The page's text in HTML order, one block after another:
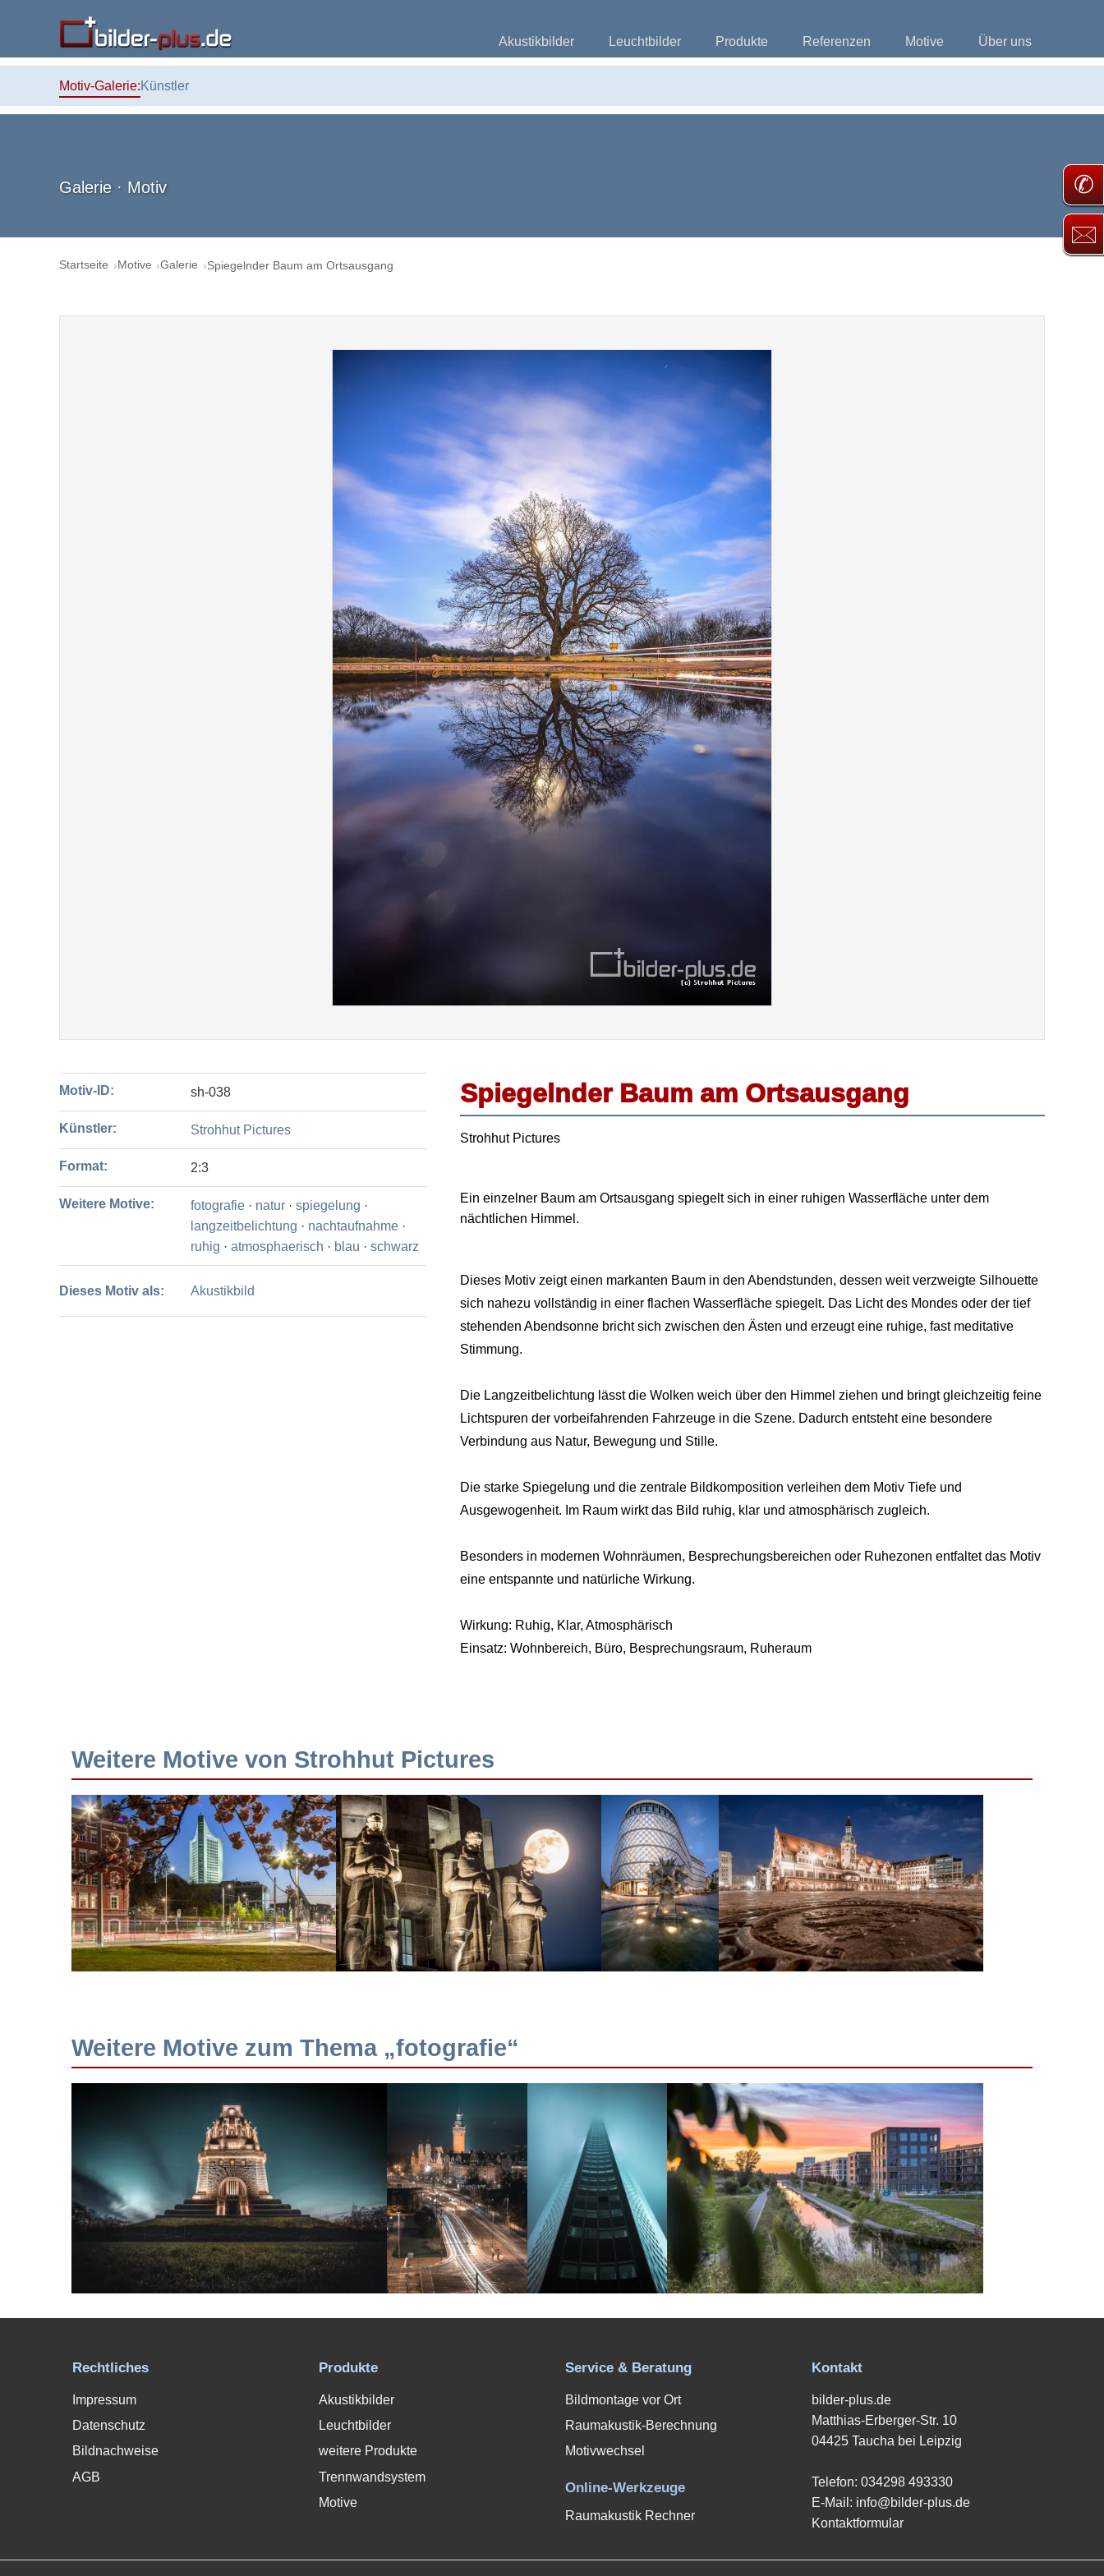
Akustikbilder Leuchtbilder Produkte Referenzen Motive Über uns
Motiv-Galerie:Künstler
✆
🖂
Galerie · Motiv
Startseite Motive Galerie Spiegelnder Baum am Ortsausgang
Motiv-ID: sh-038
Künstler: Strohhut Pictures
Format: 2:3
Weitere Motive: fotografie · natur · spiegelung ·
langzeitbelichtung · nachtaufnahme ·
ruhig · atmosphaerisch · blau · schwarz
Dieses Motiv als: Akustikbild
Spiegelnder Baum am Ortsausgang
Strohhut Pictures
Ein einzelner Baum am Ortsausgang spiegelt sich in einer ruhigen Wasserfläche unter dem
nächtlichen Himmel.
Dieses Motiv zeigt einen markanten Baum in den Abendstunden, dessen weit verzweigte Silhouette
sich nahezu vollständig in einer flachen Wasserfläche spiegelt. Das Licht des Mondes oder der tief
stehenden Abendsonne bricht sich zwischen den Ästen und erzeugt eine ruhige, fast meditative
Stimmung.
Die Langzeitbelichtung lässt die Wolken weich über den Himmel ziehen und bringt gleichzeitig feine
Lichtspuren der vorbeifahrenden Fahrzeuge in die Szene. Dadurch entsteht eine besondere
Verbindung aus Natur, Bewegung und Stille.
Die starke Spiegelung und die zentrale Bildkomposition verleihen dem Motiv Tiefe und
Ausgewogenheit. Im Raum wirkt das Bild ruhig, klar und atmosphärisch zugleich.
Besonders in modernen Wohnräumen, Besprechungsbereichen oder Ruhezonen entfaltet das Motiv
eine entspannte und natürliche Wirkung.
Wirkung: Ruhig, Klar, Atmosphärisch
Einsatz: Wohnbereich, Büro, Besprechungsraum, Ruheraum
Weitere Motive von Strohhut Pictures
Weitere Motive zum Thema „fotografie“
Rechtliches
Impressum
Datenschutz
Bildnachweise
AGB
Produkte
Akustikbilder
Leuchtbilder
weitere Produkte
Trennwandsystem
Motive
Service & Beratung
Bildmontage vor Ort
Raumakustik-Berechnung
Motivwechsel
Online-Werkzeuge
Raumakustik Rechner
Kontakt
bilder-plus.de
Matthias-Erberger-Str. 10
04425 Taucha bei Leipzig
Telefon: 034298 493330
E-Mail: info@bilder-plus.de
Kontaktformular